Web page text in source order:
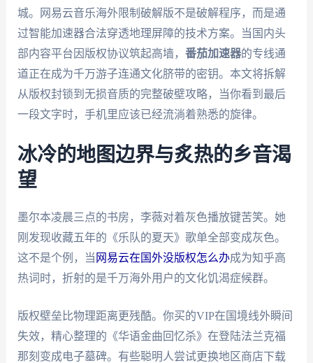
城。网易云音乐海外限制破解版不是破解程序，而是通
过智能加速器合法穿透地理屏障的技术方案。当国内头
部内容平台因版权协议筑起高墙， 番茄加速器的专线通
道正在成为千万游子连通文化脐带的密钥。本文将拆解
从版权封锁到无损音质的完整破壁攻略，当你看到最后
一段文字时，手机里应该已经流淌着熟悉的旋律。
冰冷的地图边界与炙热的乡音渴
望
墨尔本凌晨三点的书房，李薇对着灰色播放键苦笑。她
刚发现收藏五年的《乐队的夏天》歌单全部变成灰色。
这不是个例，当 网易云在国外没版权怎么办成为知乎高
热词时，折射的是千万海外用户的文化饥渴症候群。
版权壁垒比物理距离更残酷。你买的VIP在国境线外瞬间
失效，精心整理的《华语金曲回忆杀》在登陆法兰克福
那刻变成电子墓碑。有些聪明人尝试更换地区商店下载